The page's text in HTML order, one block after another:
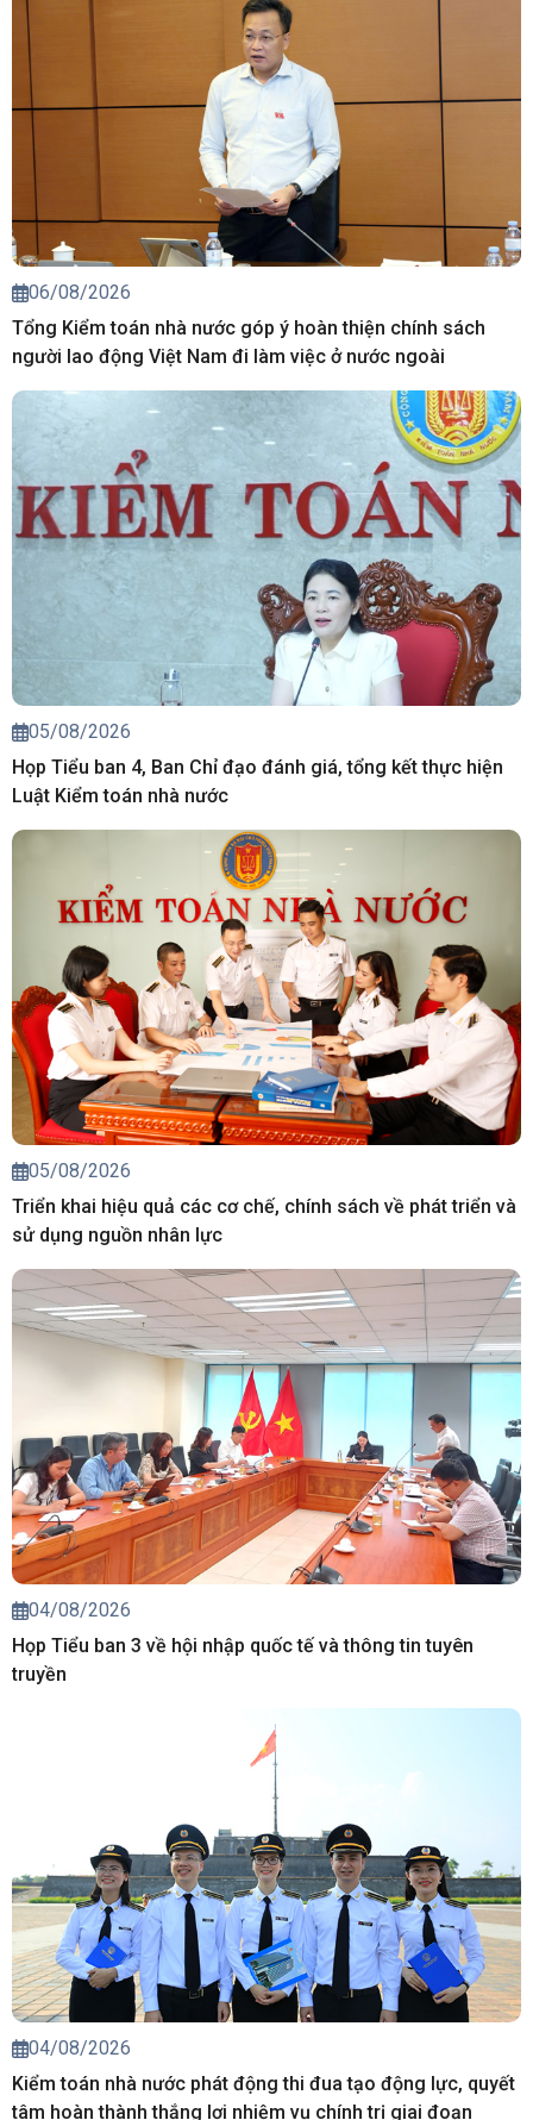
06/08/2026
Tổng Kiểm toán nhà nước góp ý hoàn thiện chính sách
người lao động Việt Nam đi làm việc ở nước ngoài
05/08/2026
Họp Tiểu ban 4, Ban Chỉ đạo đánh giá, tổng kết thực hiện
Luật Kiểm toán nhà nước
05/08/2026
Triển khai hiệu quả các cơ chế, chính sách về phát triển và
sử dụng nguồn nhân lực
04/08/2026
Họp Tiểu ban 3 về hội nhập quốc tế và thông tin tuyên
truyền
04/08/2026
Kiểm toán nhà nước phát động thi đua tạo động lực, quyết
tâm hoàn thành thắng lợi nhiệm vụ chính trị giai đoạn